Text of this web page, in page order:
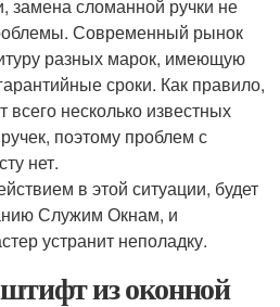
замена сломанной ручки не
Современный рынок
разных марок, имеющую
сроки. Как правило,
несколько известных
поэтому проблем с
нет.
в этой ситуации, будет
Служим Окнам, и
устранит неполадку.
из оконной